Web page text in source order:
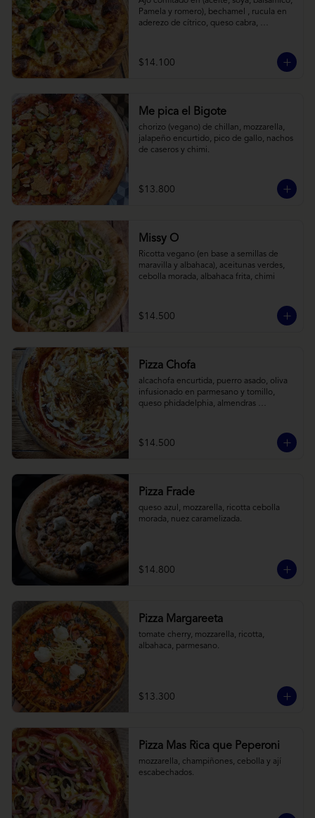
Pamela y romero), bechamel , rucula en
aderezo de cítrico, queso cabra,
$14.100
Me pica el Bigote
chorizo (vegano) de chillan, mozzarella,
jalapeño encurtido, pico de gallo, nachos
de caseros y chimi.
$13.800
Missy O
Ricotta vegano (en base a semillas de
maravilla y albahaca), aceitunas verdes,
cebolla morada, albahaca frita, chimi
$14.500
Pizza Chofa
alcachofa encurtida, puerro asado, oliva
infusionado en parmesano y tomillo,
queso phidadelphia, almendras
$14.500
Pizza Frade
queso azul, mozzarella, ricotta cebolla
morada, nuez caramelizada.
$14.800
Pizza Margareeta
tomate cherry, mozzarella, ricotta,
albahaca, parmesano.
$13.300
Pizza Mas Rica que Peperoni
mozzarella, champiñones, cebolla y ají
escabechados.